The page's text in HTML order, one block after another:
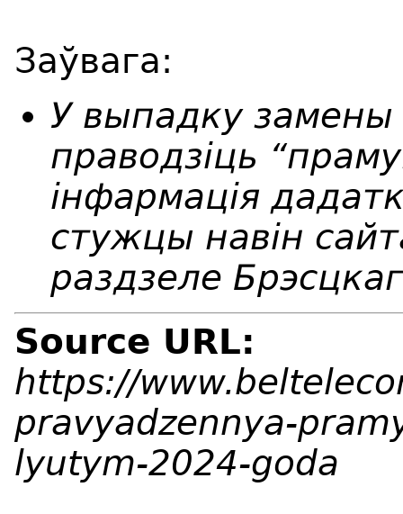
Заўвага:
У выпадку
праводзіць
інфармація
стужцы навін
раздзеле
Source URL:
https://
pravyadzennya-
lyutym-2024-goda